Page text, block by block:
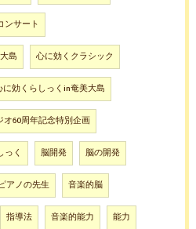
ンサート
島 心に効くクラシック
に効くらしっくin奄美大島
オ60周年記念特別企画
っく 脳開発 脳の開発
ピアノの先生 音楽的脳
指導法 音楽的能力 能力